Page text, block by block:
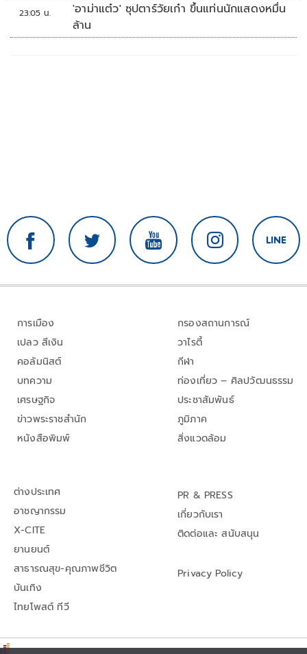
23:05 น.
'อาม่าแต๋ว' ซุปตาร์วัยเก๋า ขึ้นแท่นนักแสดงหมื่น
ล้าน
การเมือง
เปลว สีเงิน
คอลัมนิสต์
บทความ
เศรษฐกิจ
ข่าวพระราชสำนัก
หนังสือพิมพ์
กรองสถานการณ์
วาไรตี้
กีฬา
ท่องเที่ยว – ศิลปวัฒนธรรม
ประชาสัมพันธ์
ภูมิภาค
สิ่งแวดล้อม
ต่างประเทศ
อาชญากรรม
X-CITE
ยานยนต์
สาธารณสุข-คุณภาพชีวิต
บันเทิง
ไทยโพสต์ ทีวี
PR & PRESS
เกี่ยวกับเรา
ติดต่อและ สนับสนุน
Privacy Policy